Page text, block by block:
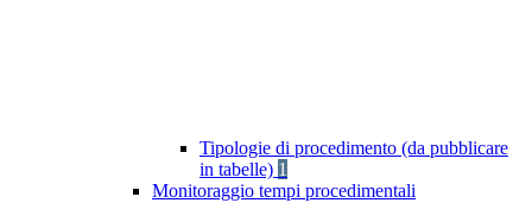
Tipologie di procedimento (da pubblicare
in tabelle) 1
Monitoraggio tempi procedimentali